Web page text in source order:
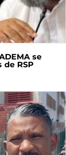
se
de RSP